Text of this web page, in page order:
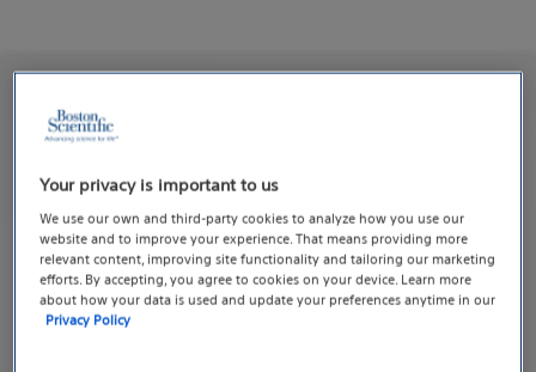
Disfunción eréctil en
Daño a los nervios y flujo
sanguíneo
Your privacy is important to us
We use our own and third-party cookies to analyze how you use our
website and to improve your experience. That means providing more
relevant content, improving site functionality and tailoring our marketing
efforts. By accepting, you agree to cookies on your device. Learn more
about how your data is used and update your preferences anytime in our
Privacy Policy